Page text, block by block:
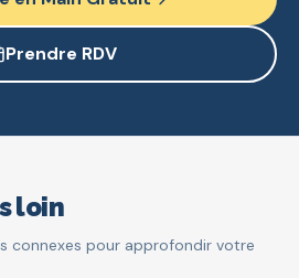
Prendre RDV
loin
connexes pour approfondir votre